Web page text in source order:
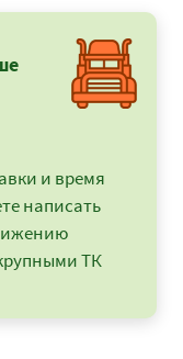
и время
написать
ТК